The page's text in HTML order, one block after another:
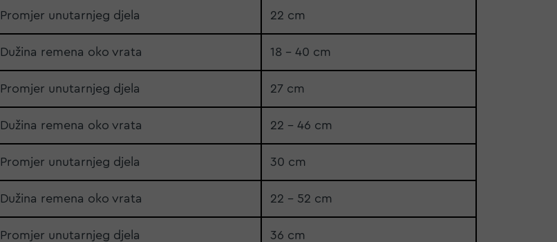
Promjer unutarnjeg djela 22 cm
Dužina remena oko vrata 18 - 40 cm
Promjer unutarnjeg djela 27 cm
Dužina remena oko vrata 22 - 46 cm
Promjer unutarnjeg djela 30 cm
Dužina remena oko vrata 22 - 52 cm
Promjer unutarnjeg djela 36 cm